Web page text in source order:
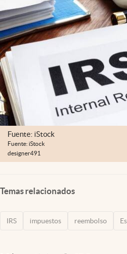
Fuente: iStock
Fuente: iStock
designer491
Temas relacionados
IRS impuestos reembolso